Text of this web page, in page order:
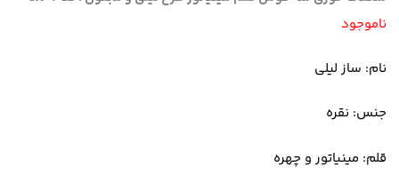
ناموجود
نام: ساز لیلی
جنس: نقره
قلم: مینیاتور و چهره